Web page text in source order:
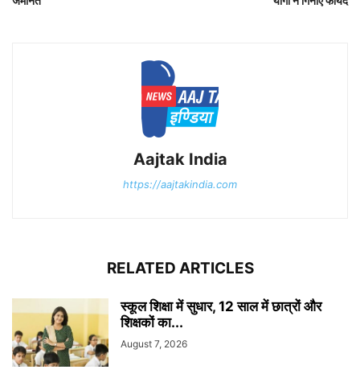
Aajtak India
https://aajtakindia.com
RELATED ARTICLES
स्कूल शिक्षा में सुधार, 12 साल में छात्रों और
शिक्षकों का...
August 7, 2026